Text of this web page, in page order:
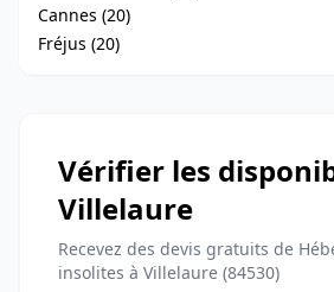
Cannes (20)
Fréjus (20)
Vérifier les
Villelaure
Recevez des devis gratuits de
insolites à Villelaure (84530)